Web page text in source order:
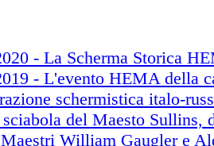
- La Scherma Storica
- L'evento HEMA della
schermistica italo-
del Maesto Sullins,
William Gaugler e